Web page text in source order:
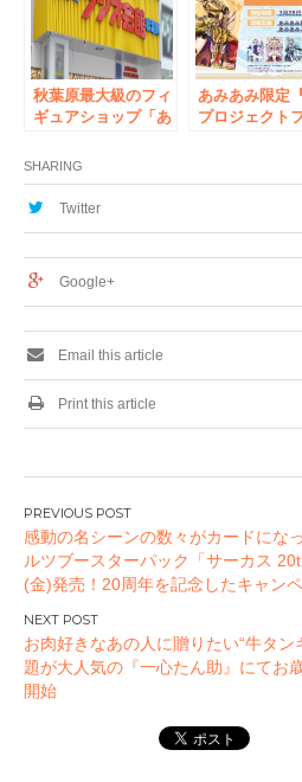
秋葉原最大級のフィ
ギュアショップ「あ
会館店」新規オープ
ン！
あみあみ限定
プロジェクト
ラインショッ
SHARING
Twitter
Google+
Email this article
Print this article
投
稿
ナ
ビ
ゲ
ー
シ
感動の名シーンの数々がカードにな
ルツブースターパック「サーカス
(金)発売！20周年を記念したキャン
お肉好きなあの人に贈りたい“牛タ
題が大人気の『一心たん助』にてお
開始